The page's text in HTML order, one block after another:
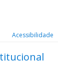
Acessibilidade